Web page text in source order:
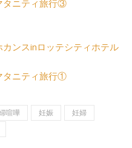
タニティ旅行③
カンスinロッテシティホテル
タニティ旅行①
喧嘩 妊娠
妊婦